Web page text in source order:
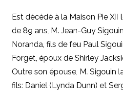
Est décédé à la Maison Pie XII
de 89 ans, M. Jean-Guy
Noranda, fils de feu Paul
Forget, époux de Shirley
Outre son épouse, M. Sigouin
fils: Daniel (Lynda Dunn) et